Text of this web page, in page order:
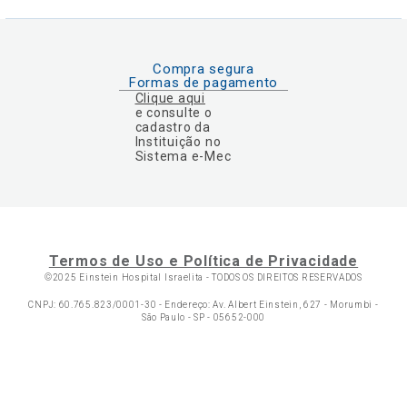
Compra segura
Formas de pagamento
Clique aqui
e consulte o
cadastro da
Instituição no
Sistema e-Mec
Termos de Uso e Política de Privacidade
©2025 Einstein Hospital Israelita -TODOS OS DIREITOS RESERVADOS
CNPJ: 60.765.823/0001-30 - Endereço: Av. Albert Einstein, 627 - Morumbi -
São Paulo - SP - 05652-000